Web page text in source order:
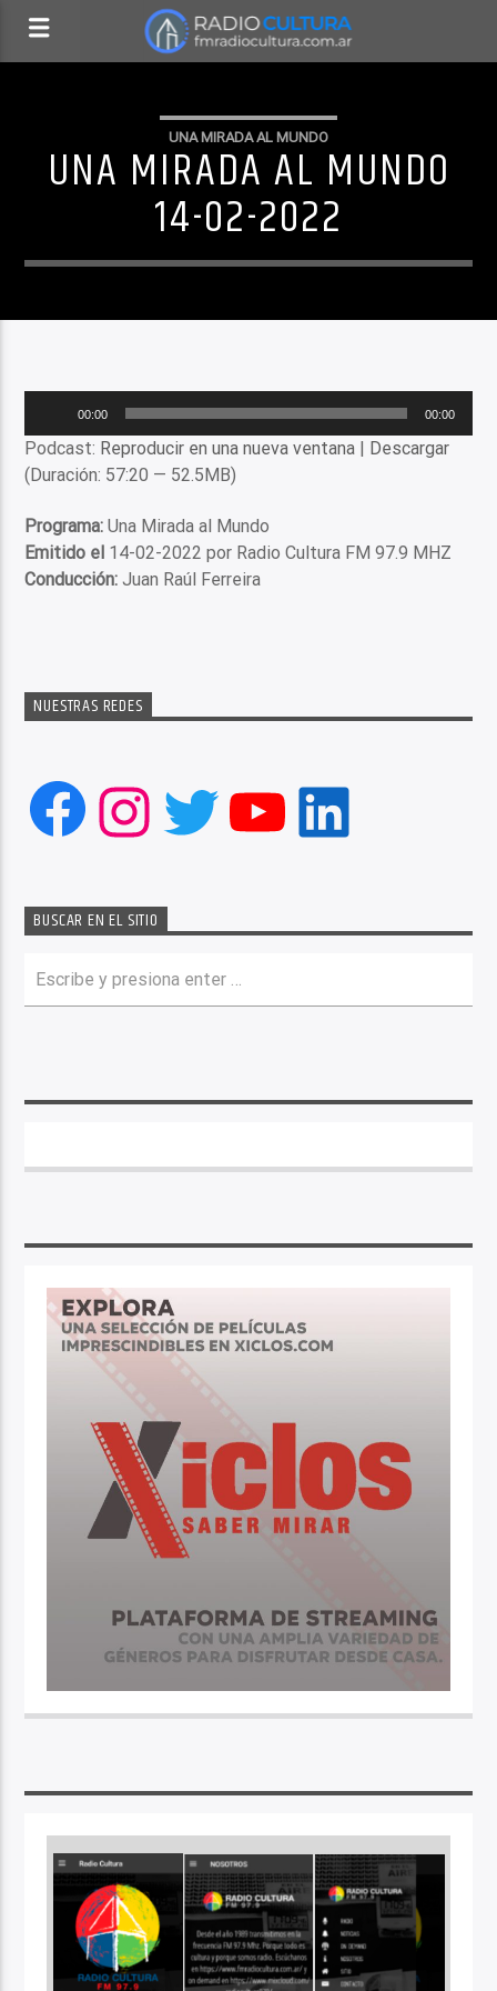
UNA MIRADA AL MUNDO
UNA MIRADA AL MUNDO
14-02-2022
audio
00:00 00:00
Podcast: Reproducir en una nueva ventana | Descargar
(Duración: 57:20 — 52.5MB)
Programa: Una Mirada al Mundo
Emitido el 14-02-2022 por Radio Cultura FM 97.9 MHZ
Conducción: Juan Raúl Ferreira
NUESTRAS REDES
Facebook
Instagram
Twitter
YouTube
LinkedIn
BUSCAR EN EL SITIO